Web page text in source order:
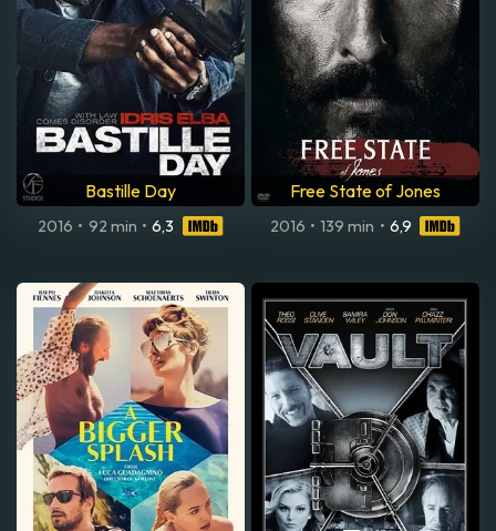
Bastille Day
2016 • 92 min • 6,3
Free State of Jones
2016 • 139 min • 6,9